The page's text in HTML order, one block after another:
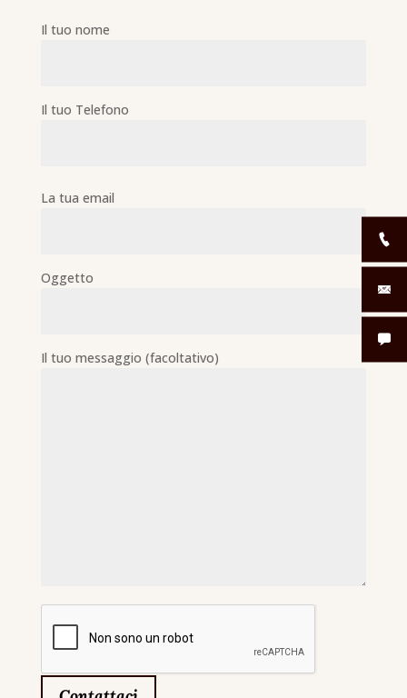
Il tuo nome
Il tuo Telefono
La tua email
Oggetto
Il tuo messaggio (facoltativo)